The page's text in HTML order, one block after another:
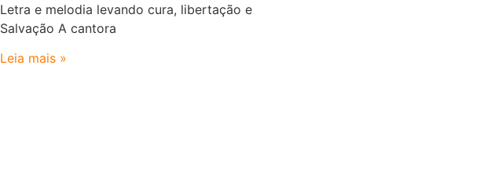
Letra e melodia levando cura, libertação e
Salvação A cantora
Leia mais »